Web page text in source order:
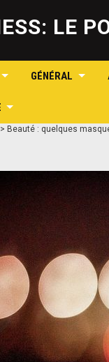
LE
GÉNÉRAL
> Beauté : quelques